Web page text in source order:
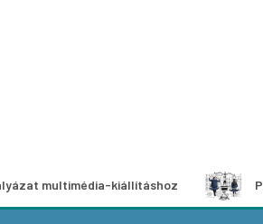
kiállításhoz Pályázat